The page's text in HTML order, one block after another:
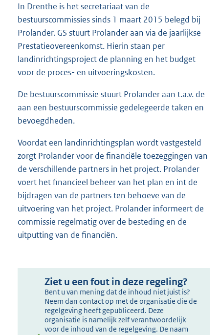
In Drenthe is het secretariaat van de
bestuurscommissies sinds 1 maart 2015 belegd bij
Prolander. GS stuurt Prolander aan via de jaarlijkse
Prestatieovereenkomst. Hierin staan per
landinrichtingsproject de planning en het budget
voor de proces- en uitvoeringskosten.
De bestuurscommissie stuurt Prolander aan t.a.v. de
aan een bestuurscommissie gedelegeerde taken en
bevoegdheden.
Voordat een landinrichtingsplan wordt vastgesteld
zorgt Prolander voor de financiële toezeggingen van
de verschillende partners in het project. Prolander
voert het financieel beheer van het plan en int de
bijdragen van de partners ten behoeve van de
uitvoering van het project. Prolander informeert de
commissie regelmatig over de besteding en de
uitputting van de financiën.
Ziet u een fout in deze regeling?
Bent u van mening dat de inhoud niet juist is?
Neem dan contact op met de organisatie die de
regelgeving heeft gepubliceerd. Deze
organisatie is namelijk zelf verantwoordelijk
voor de inhoud van de regelgeving. De naam